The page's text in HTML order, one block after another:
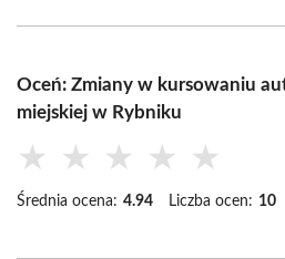
Oceń: Zmiany w kursowaniu
miejskiej w Rybniku
★ ★ ★ ★ ★
Średnia ocena: 4.94 Liczba ocen: 10